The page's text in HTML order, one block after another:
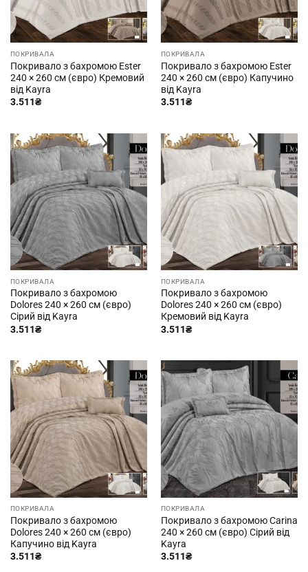
ПОКРИВАЛА
Покривало з бахромою Ester
240 × 260 см (євро) Кремовий
від Kayra
3.511₴
ПОКРИВАЛА
Покривало з бахромою Ester
240 × 260 см (євро) Капучино
від Kayra
3.511₴
ПОКРИВАЛА
Покривало з бахромою
Dolores 240 × 260 см (євро)
Сірий від Kayra
3.511₴
ПОКРИВАЛА
Покривало з бахромою
Dolores 240 × 260 см (євро)
Кремовий від Kayra
3.511₴
ПОКРИВАЛА
Покривало з бахромою
Dolores 240 × 260 см (євро)
Капучино від Kayra
3.511₴
ПОКРИВАЛА
Покривало з бахромою Carina
240 × 260 см (євро) Сірий від
Kayra
3.511₴